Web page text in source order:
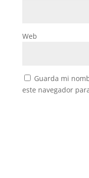
Web
Guarda mi
este navegador